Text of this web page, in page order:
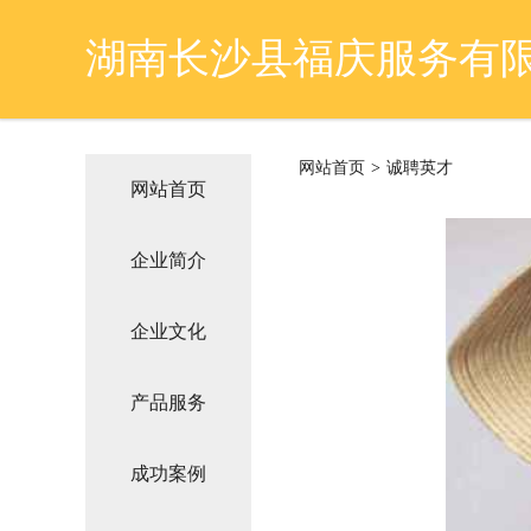
湖南长沙县福庆服务有
网站首页
企业简介
企业文化
产品服务
成功案例
网站首页 > 诚聘英才